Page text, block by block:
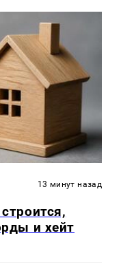
13 минут назад
и хейт